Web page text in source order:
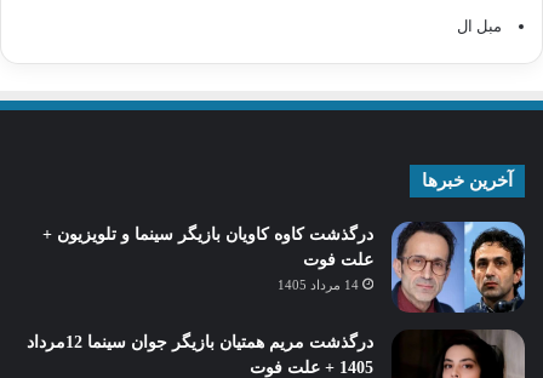
مبل ال
آخرین خبرها
درگذشت کاوه کاویان بازیگر سینما و تلویزیون +
علت فوت
14 مرداد 1405
درگذشت مریم همتیان بازیگر جوان سینما 12مرداد
1405 + علت فوت